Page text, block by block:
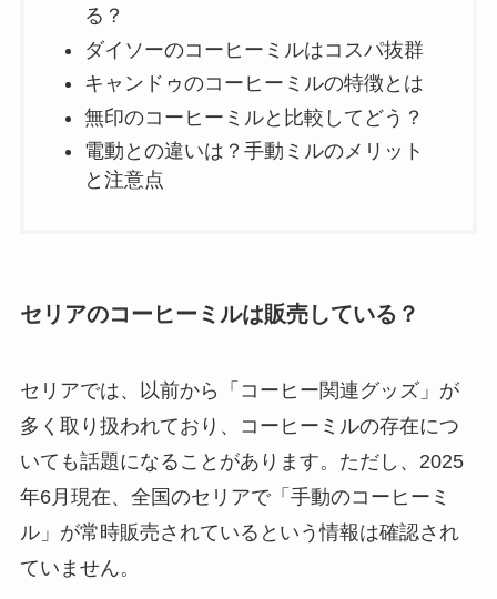
る？
ダイソーのコーヒーミルはコスパ抜群
キャンドゥのコーヒーミルの特徴とは
無印のコーヒーミルと比較してどう？
電動との違いは？手動ミルのメリット
と注意点
セリアのコーヒーミルは販売している？
セリアでは、以前から「コーヒー関連グッズ」が
多く取り扱われており、コーヒーミルの存在につ
いても話題になることがあります。ただし、2025
年6月現在、全国のセリアで「手動のコーヒーミ
ル」が常時販売されているという情報は確認され
ていません。